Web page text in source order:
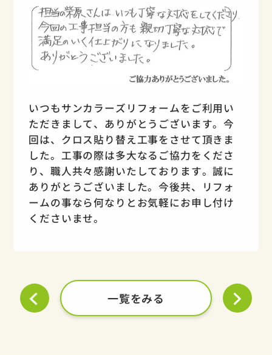
いつもサンカラーズリフォームをご利用い
ただきまして、ありがとうございます。今
回は、クロス貼り替え工事をさせて頂きま
した。工事の際は多大なるご協力をくださ
り、職人共々感謝いたしております。誠に
ありがとうございました。今後共、リフォ
ームの事なら何なりとお気軽にお申し付け
くださいませ。
一覧をみる